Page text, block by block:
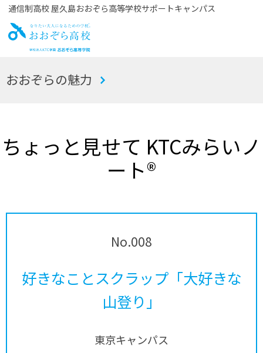
通信制高校 屋久島おおぞら高等学校サポートキャンパス
お
おおぞらの魅力
ちょっと見せて KTCみらいノ
ート®
No.008
好きなことスクラップ「大好きな
山登り」
東京キャンパス